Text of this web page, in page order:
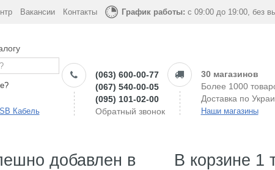
Вакансии Контакты График работы: с 09:00 до 19:00, без
Кабель
(063) 600-00-77
(067) 540-00-05
(095) 101-02-00
Обратный звонок
30 магазинов
Более 1000
Доставка по
Наши магазины
добавлен в
В корзине 1